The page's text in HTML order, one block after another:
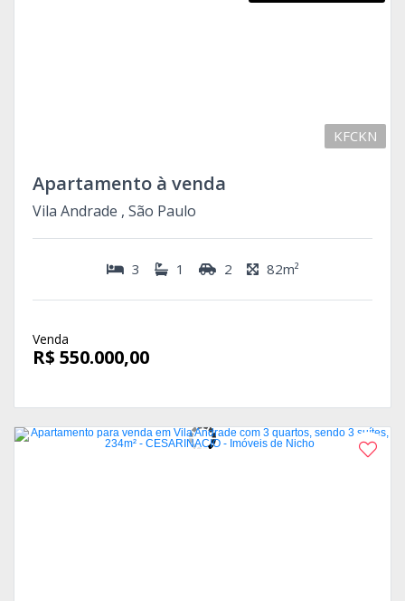
KFCKN
Apartamento à venda
Vila Andrade , São Paulo
3 1 2 82m²
Venda
R$ 550.000,00